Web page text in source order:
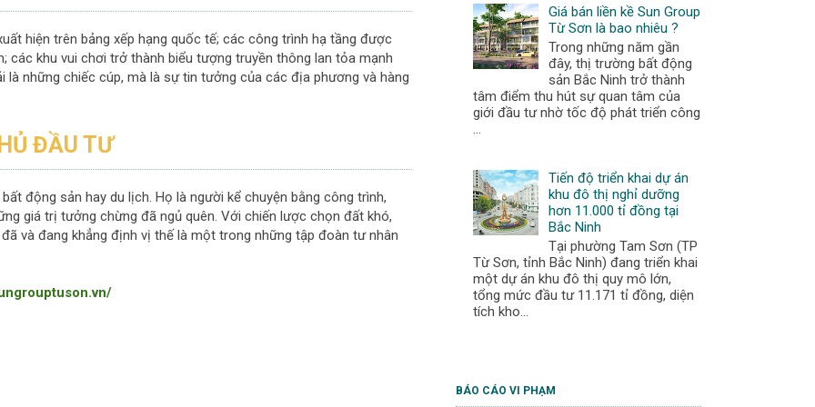
hiện trên bảng xếp hạng quốc tế; các công trình hạ tầng được
các khu vui chơi trở thành biểu tượng truyền thông lan tỏa mạnh
là những chiếc cúp, mà là sự tin tưởng của các địa phương và hàng
ĐẦU TƯ
động sản hay du lịch. Họ là người kể chuyện bằng công trình,
giá trị tưởng chừng đã ngủ quên. Với chiến lược chọn đất khó,
và đang khẳng định vị thế là một trong những tập đoàn tư nhân
Giá bán liền kề Sun Group
Từ Sơn là bao nhiêu ?
Trong những năm gần
đây, thị trường bất động
sản Bắc Ninh trở thành
tâm điểm thu hút sự quan tâm của
giới đầu tư nhờ tốc độ phát triển công
Tiến độ triển khai dự án
khu đô thị nghỉ dưỡng
hơn 11.000 tỉ đồng tại
Bắc Ninh
Tại phường Tam Sơn (TP
Từ Sơn, tỉnh Bắc Ninh) đang triển khai
một dự án khu đô thị quy mô lớn,
tổng mức đầu tư 11.171 tỉ đồng, diện
tích kho...
BÁO CÁO VI PHẠM